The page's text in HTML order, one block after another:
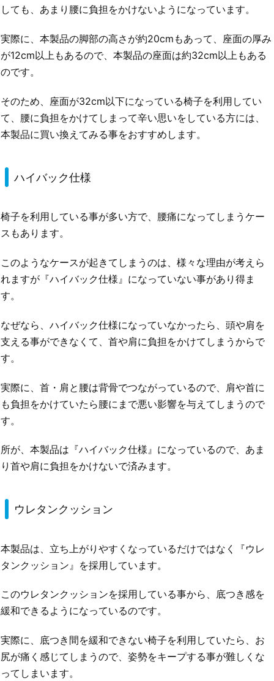
しても、あまり腰に負担をかけないようになっています。
実際に、本製品の脚部の高さが約20cmもあって、座面の厚み
が12cm以上もあるので、本製品の座面は約32cm以上もある
のです。
そのため、座面が32cm以下になっている椅子を利用してい
て、腰に負担をかけてしまって辛い思いをしている方には、
本製品に買い換えてみる事をおすすめします。
ハイバック仕様
椅子を利用している事が多い方で、腰痛になってしまうケー
スもあります。
このようなケースが起きてしまうのは、様々な理由が考えら
れますが『ハイバック仕様』になっていない事があり得ま
す。
なぜなら、ハイバック仕様になっていなかったら、頭や肩を
支える事ができなくて、首や肩に負担をかけてしまうからで
す。
実際に、首・肩と腰は背骨でつながっているので、肩や首に
も負担をかけていたら腰にまで悪い影響を与えてしまうので
す。
所が、本製品は『ハイバック仕様』になっているので、あま
り首や肩に負担をかけないで済みます。
ウレタンクッション
本製品は、立ち上がりやすくなっているだけではなく『ウレ
タンクッション』を採用しています。
このウレタンクッションを採用している事から、底つき感を
緩和できるようになっているのです。
実際に、底つき間を緩和できない椅子を利用していたら、お
尻が痛く感じてしまうので、姿勢をキープする事が難しくな
ってしまいます。